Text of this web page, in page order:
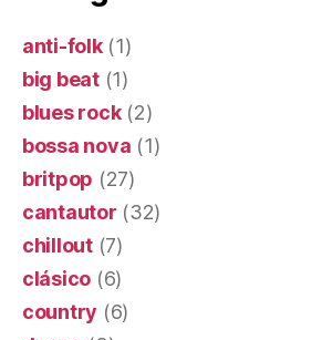
anti-folk(1)
big beat(1)
blues rock(2)
bossa nova (1)
britpop (27)
cantautor (32)
chillout(7)
clásico (6)
country (6)